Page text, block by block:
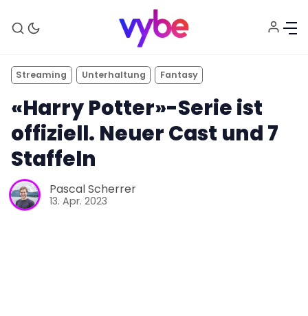
Streaming Unterhaltung Fantasy
«Harry Potter»-Serie ist
offiziell. Neuer Cast und 7
Staffeln
Pascal Scherrer
13. Apr. 2023